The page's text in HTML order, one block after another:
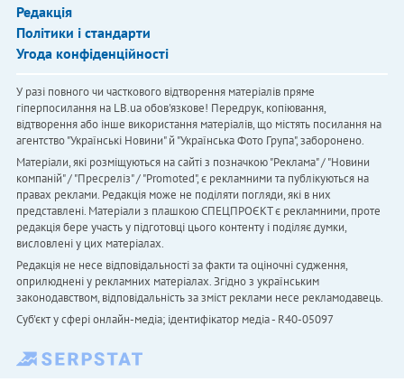
Редакція
Політики і стандарти
Угода конфіденційності
У разі повного чи часткового відтворення матеріалів пряме
гіперпосилання на LB.ua обов'язкове! Передрук, копіювання,
відтворення або інше використання матеріалів, що містять посилання на
агентство "Українськi Новини" й "Українська Фото Група", заборонено.
Матеріали, які розміщуються на сайті з позначкою "Реклама" / "Новини
компаній" / "Пресреліз" / "Promoted", є рекламними та публікуються на
правах реклами. Редакція може не поділяти погляди, які в них
представлені. Матеріали з плашкою СПЕЦПРОЄКТ є рекламними, проте
редакція бере участь у підготовці цього контенту і поділяє думки,
висловлені у цих матеріалах.
Редакція не несе відповідальності за факти та оціночні судження,
оприлюднені у рекламних матеріалах. Згідно з українським
законодавством, відповідальність за зміст реклами несе рекламодавець.
Cуб'єкт у сфері онлайн-медіа; ідентифікатор медіа - R40-05097